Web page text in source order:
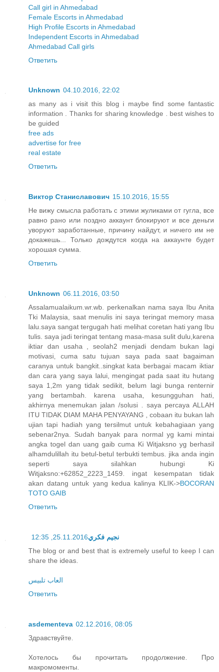
Call girl in Ahmedabad
Female Escorts in Ahmedabad
High Profile Escorts in Ahmedabad
Independent Escorts in Ahmedabad
Ahmedabad Call girls
Ответить
Unknown 04.10.2016, 22:02
as many as i visit this blog i maybe find some fantastic
information . Thanks for sharing knowledge . best wishes to
be guided
free ads
advertise for free
real estate
Ответить
Виктор Станиславович 15.10.2016, 15:55
Не вижу смысла работать с этими жуликами от гугла, все
равно рано или поздно аккаунт блокируют и все деньги
уворуют заработанные, причину найдут, и ничего им не
докажешь... Только дождутся когда на аккаунте будет
хорошая сумма.
Ответить
Unknown 06.11.2016, 03:50
Assalamualaikum.wr.wb. perkenalkan nama saya Ibu Anita
Tki Malaysia, saat menulis ini saya teringat memory masa
lalu.saya sangat tergugah hati melihat coretan hati yang Ibu
tulis. saya jadi teringat tentang masa-masa sulit dulu,karena
iktiar dan usaha , seolah2 menjadi dendam bukan lagi
motivasi, cuma satu tujuan saya pada saat bagaiman
caranya untuk bangkit..singkat kata berbagai macam iktiar
dan cara yang saya lalui, mengingat pada saat itu hutang
saya 1,2m yang tidak sedikit, belum lagi bunga renternir
yang bertambah. karena usaha, kesungguhan hati,
akhirnya menemukan jalan /solusi . saya percaya ALLAH
ITU TIDAK DIAM MAHA PENYAYANG , cobaan itu bukan lah
ujian tapi hadiah yang tersilmut untuk kebahagiaan yang
sebenar2nya. Sudah banyak para normal yg kami mintai
angka togel dan uang gaib cuma Ki Witjaksno yg berhasil
alhamdulillah itu betul-betul terbukti tembus. jika anda ingin
seperti saya silahkan hubungi Ki
Witjaksno:+62852_2223_1459. ingat kesempatan tidak
akan datang untuk yang kedua kalinya KLIK->BOCORAN
TOTO GAIB
Ответить
نجيم فكري25.11.2016, 12:35
The blog or and best that is extremely useful to keep I can
share the ideas.
العاب تلبيس
Ответить
asdementeva 02.12.2016, 08:05
Здравствуйте.
Хотелось бы прочитать продолжение. Про
макромоменты.